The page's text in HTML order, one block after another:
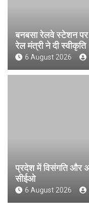
बनबसा रेलवे स्टेशन
रेल मंत्री ने दी स्वीकृति
6 August 2026
प्रदेश में विसंगति और
सीईओ
6 August 2026